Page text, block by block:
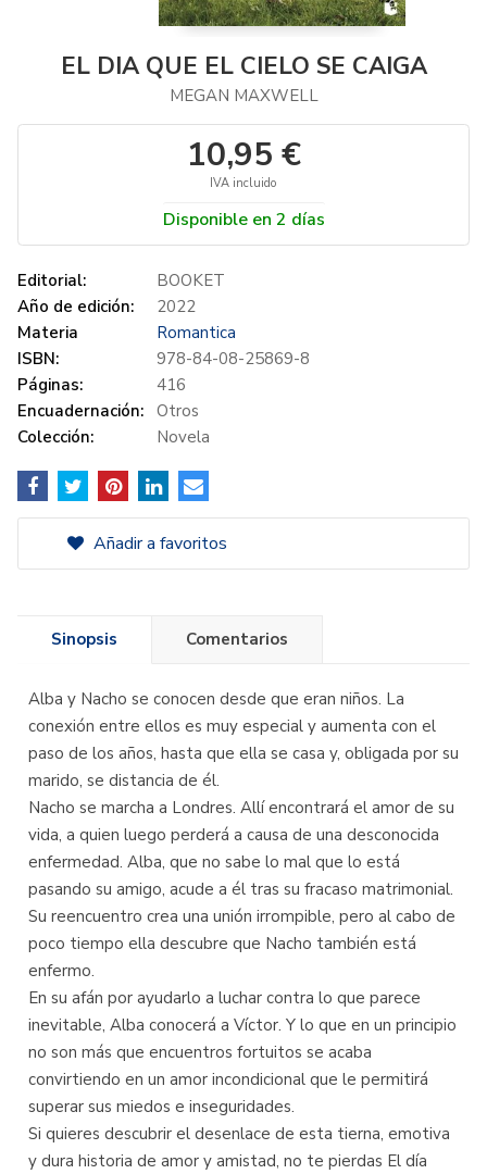
EL DIA QUE EL CIELO SE CAIGA
MEGAN MAXWELL
10,95 €
IVA incluido
Disponible en 2 días
Editorial:
BOOKET
Año de edición:
2022
Materia
Romantica
ISBN:
978-84-08-25869-8
Páginas:
416
Encuadernación: Otros
Colección:
Novela
Añadir a favoritos
Sinopsis Comentarios
Alba y Nacho se conocen desde que eran niños. La
conexión entre ellos es muy especial y aumenta con el
paso de los años, hasta que ella se casa y, obligada por su
marido, se distancia de él.
Nacho se marcha a Londres. Allí encontrará el amor de su
vida, a quien luego perderá a causa de una desconocida
enfermedad. Alba, que no sabe lo mal que lo está
pasando su amigo, acude a él tras su fracaso matrimonial.
Su reencuentro crea una unión irrompible, pero al cabo de
poco tiempo ella descubre que Nacho también está
enfermo.
En su afán por ayudarlo a luchar contra lo que parece
inevitable, Alba conocerá a Víctor. Y lo que en un principio
no son más que encuentros fortuitos se acaba
convirtiendo en un amor incondicional que le permitirá
superar sus miedos e inseguridades.
Si quieres descubrir el desenlace de esta tierna, emotiva
y dura historia de amor y amistad, no te pierdas El día